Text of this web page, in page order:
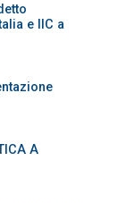
e IIC a
A